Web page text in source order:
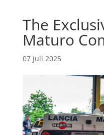
The
Maturo
07 juli 2025